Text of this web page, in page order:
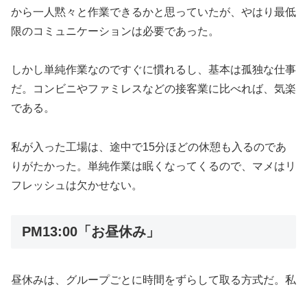
から一人黙々と作業できるかと思っていたが、やはり最低
限のコミュニケーションは必要であった。
しかし単純作業なのですぐに慣れるし、基本は孤独な仕事
だ。コンビニやファミレスなどの接客業に比べれば、気楽
である。
私が入った工場は、途中で15分ほどの休憩も入るのであ
りがたかった。単純作業は眠くなってくるので、マメはリ
フレッシュは欠かせない。
PM13:00「お昼休み」
昼休みは、グループごとに時間をずらして取る方式だ。私